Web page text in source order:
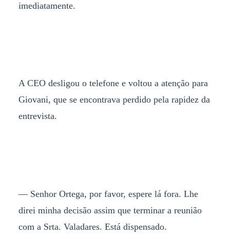
imediatamente.
A CEO desligou o telefone e voltou a atenção para
Giovani, que se encontrava perdido pela rapidez da
entrevista.
— Senhor Ortega, por favor, espere lá fora. Lhe
direi minha decisão assim que terminar a reunião
com a Srta. Valadares. Está dispensado.